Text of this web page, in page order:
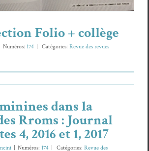
Folio + collège
Numéros: 174 | Caté­gories: Revue des revues
dans la
Rroms : Journal
4, 2016 et 1, 2017
Numéros: 174 Caté­gories: Revue des